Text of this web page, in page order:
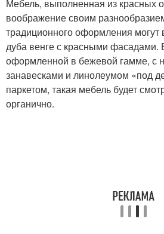
Мебель, выполненная из красных
воображение своим
традиционного оформления могут
дуба венге с красными фасадами.
оформленной в бежевой гамме, с
занавесками и линолеумом «под
паркетом, такая мебель будет
органично.